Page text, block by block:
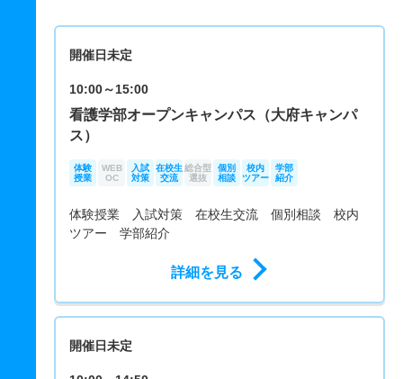
開催日未定
10:00～15:00
看護学部オープンキャンパス（大府キャンパ
ス）
体験
授業
WEB
OC
入試
対策
在校生
交流
総合型
選抜
個別
相談
校内
ツアー
学部
紹介
体験授業 入試対策 在校生交流 個別相談 校内
ツアー 学部紹介
詳細を見る
開催日未定